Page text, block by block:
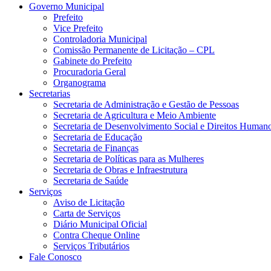
Governo Municipal
Prefeito
Vice Prefeito
Controladoria Municipal
Comissão Permanente de Licitação – CPL
Gabinete do Prefeito
Procuradoria Geral
Organograma
Secretarias
Secretaria de Administração e Gestão de Pessoas
Secretaria de Agricultura e Meio Ambiente
Secretaria de Desenvolvimento Social e Direitos
Secretaria de Educação
Secretaria de Finanças
Secretaria de Políticas para as Mulheres
Secretaria de Obras e Infraestrutura
Secretaria de Saúde
Serviços
Aviso de Licitação
Carta de Serviços
Diário Municipal Oficial
Contra Cheque Online
Serviços Tributários
Fale Conosco